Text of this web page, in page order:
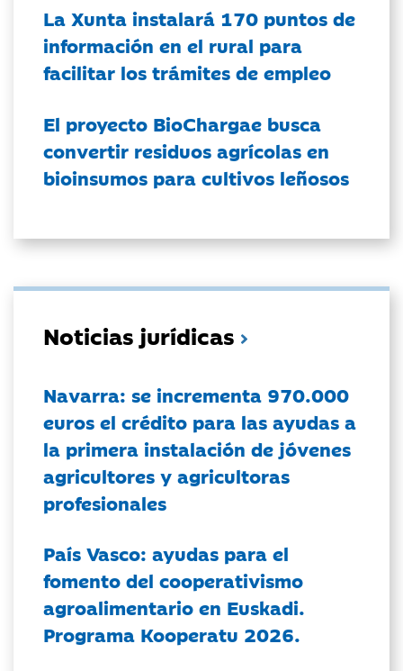
La Xunta instalará 170 puntos de
información en el rural para
facilitar los trámites de empleo
El proyecto BioChargae busca
convertir residuos agrícolas en
bioinsumos para cultivos leñosos
Noticias jurídicas
Navarra: se incrementa 970.000
euros el crédito para las ayudas a
la primera instalación de jóvenes
agricultores y agricultoras
profesionales
País Vasco: ayudas para el
fomento del cooperativismo
agroalimentario en Euskadi.
Programa Kooperatu 2026.